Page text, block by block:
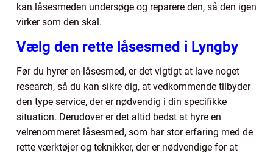
kan låsesmeden undersøge og reparere den, så den igen
virker som den skal.
Vælg den rette låsesmed i Lyngby
Før du hyrer en låsesmed, er det vigtigt at lave noget
research, så du kan sikre dig, at vedkommende tilbyder
den type service, der er nødvendig i din specifikke
situation. Derudover er det altid bedst at hyre en
velrenommeret låsesmed, som har stor erfaring med de
rette værktøjer og teknikker, der er nødvendige for at